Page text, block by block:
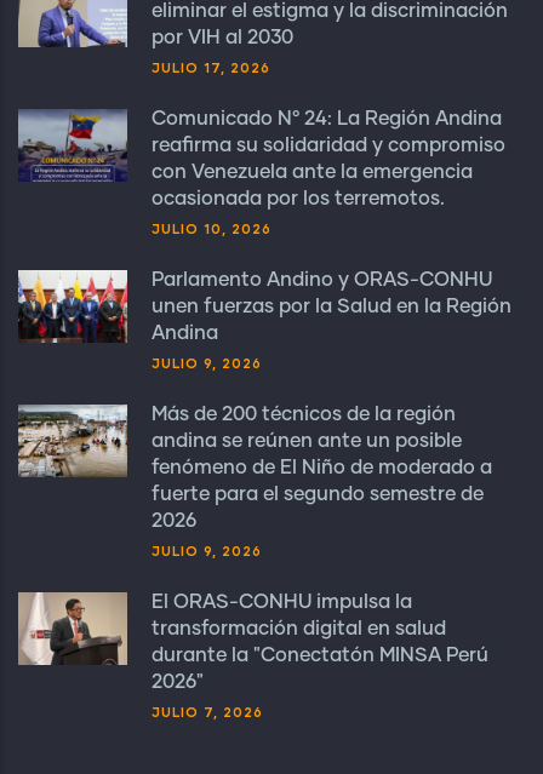
eliminar el estigma y la discriminación
por VIH al 2030
JULIO 17, 2026
Comunicado N° 24: La Región Andina
reafirma su solidaridad y compromiso
con Venezuela ante la emergencia
ocasionada por los terremotos.
JULIO 10, 2026
Parlamento Andino y ORAS-CONHU
unen fuerzas por la Salud en la Región
Andina
JULIO 9, 2026
Más de 200 técnicos de la región
andina se reúnen ante un posible
fenómeno de El Niño de moderado a
fuerte para el segundo semestre de
2026
JULIO 9, 2026
El ORAS-CONHU impulsa la
transformación digital en salud
durante la "Conectatón MINSA Perú
2026"
JULIO 7, 2026